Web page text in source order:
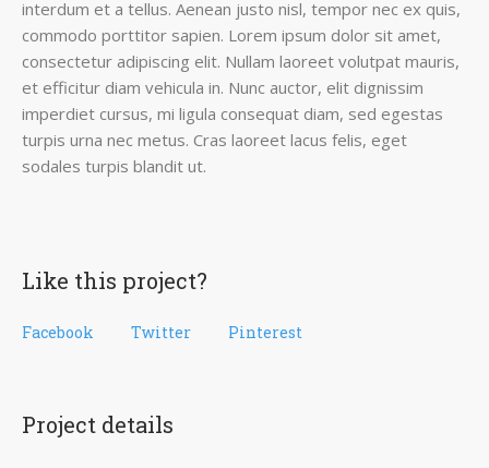
interdum et a tellus. Aenean justo nisl, tempor nec ex quis,
commodo porttitor sapien. Lorem ipsum dolor sit amet,
consectetur adipiscing elit. Nullam laoreet volutpat mauris,
et efficitur diam vehicula in. Nunc auctor, elit dignissim
imperdiet cursus, mi ligula consequat diam, sed egestas
turpis urna nec metus. Cras laoreet lacus felis, eget
sodales turpis blandit ut.
Like this project?
Facebook Twitter Pinterest
Project details